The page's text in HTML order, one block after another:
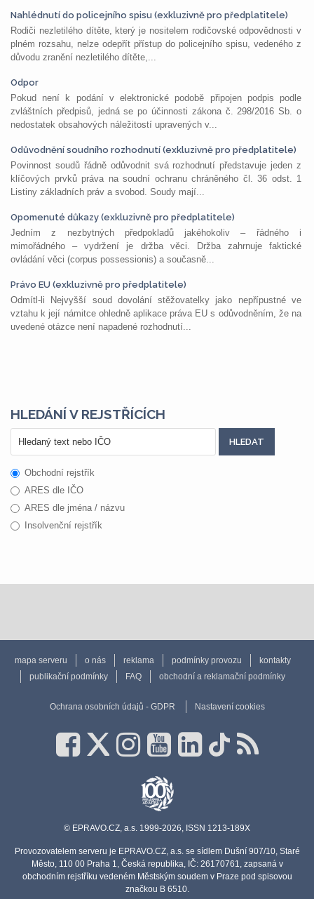
Nahlédnutí do policejního spisu (exkluzivně pro předplatitele)
Rodiči nezletilého dítěte, který je nositelem rodičovské odpovědnosti v
plném rozsahu, nelze odepřít přístup do policejního spisu, vedeného z
důvodu zranění nezletilého dítěte,...
Odpor
Pokud není k podání v elektronické podobě připojen podpis podle
zvláštních předpisů, jedná se po účinnosti zákona č. 298/2016 Sb. o
nedostatek obsahových náležitostí upravených v...
Odůvodnění soudního rozhodnutí (exkluzivně pro předplatitele)
Povinnost soudů řádně odůvodnit svá rozhodnutí představuje jeden z
klíčových prvků práva na soudní ochranu chráněného čl. 36 odst. 1
Listiny základních práv a svobod. Soudy mají...
Opomenuté důkazy (exkluzivně pro předplatitele)
Jedním z nezbytných předpokladů jakéhokoliv – řádného i
mimořádného – vydržení je držba věci. Držba zahrnuje faktické
ovládání věci (corpus possessionis) a současně...
Právo EU (exkluzivně pro předplatitele)
Odmítl-li Nejvyšší soud dovolání stěžovatelky jako nepřípustné ve
vztahu k její námitce ohledně aplikace práva EU s odůvodněním, že na
uvedené otázce není napadené rozhodnutí...
HLEDÁNÍ V REJSTŘÍCÍCH
Obchodní rejstřík
ARES dle IČO
ARES dle jména / názvu
Insolvenční rejstřík
mapa serveru o nás reklama podmínky provozu
kontakty
publikační podmínky
FAQ obchodní a reklamační podmínky
Ochrana osobních údajů - GDPR Nastavení cookies
© EPRAVO.CZ, a.s. 1999-2026, ISSN 1213-189X
Provozovatelem serveru je EPRAVO.CZ, a.s. se sídlem Dušní 907/10, Staré
Město, 110 00 Praha 1, Česká republika, IČ: 26170761, zapsaná v
obchodním rejstříku vedeném Městským soudem v Praze pod spisovou
značkou B 6510.